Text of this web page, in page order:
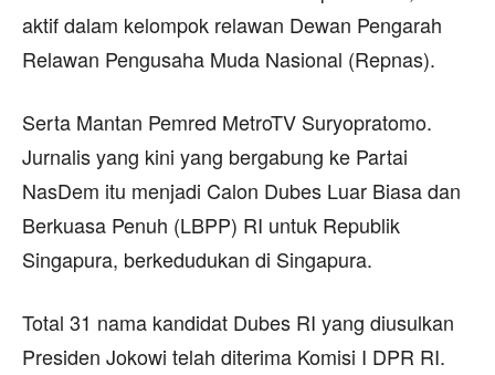
aktif dalam kelompok relawan Dewan Pengarah
Relawan Pengusaha Muda Nasional (Repnas).
Serta Mantan Pemred MetroTV Suryopratomo.
Jurnalis yang kini yang bergabung ke Partai
NasDem itu menjadi Calon Dubes Luar Biasa dan
Berkuasa Penuh (LBPP) RI untuk Republik
Singapura, berkedudukan di Singapura.
Total 31 nama kandidat Dubes RI yang diusulkan
Presiden Jokowi telah diterima Komisi I DPR RI.